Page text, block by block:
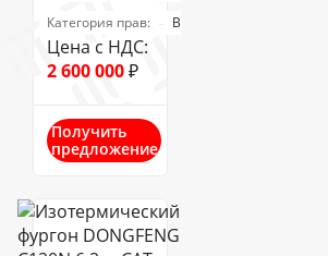
Категория прав:
В
Цена с НДС:
2 600 000₽
Получить
предложение